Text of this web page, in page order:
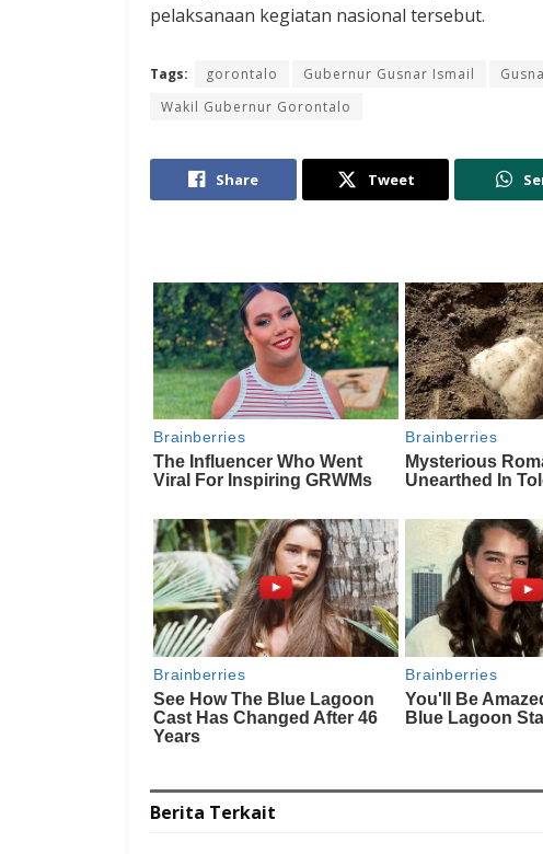
pelaksanaan kegiatan nasional tersebut.
Tags: gorontalo Gubernur Gusnar Ismail
Wakil Gubernur Gorontalo
Share Tweet
Berita Terkait